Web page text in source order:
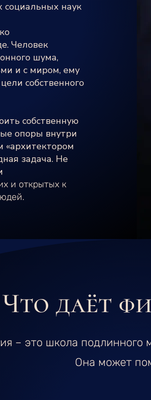
социальных наук
Человек
шума,
и с миром, ему
собственного
собственную
опоры внутри
«архитектором
задача. Не
и открытых к
Что даёт
– это школа
Она может